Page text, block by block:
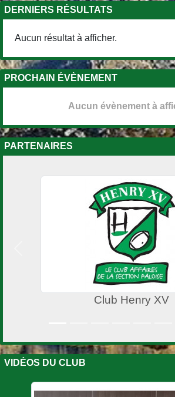
DERNIERS RÉSULTATS
Aucun résultat à afficher.
PROCHAIN ÉVÈNEMENT
Aucun évènement à
PARTENAIRES
Club Henry XV
VIDÉOS DU CLUB